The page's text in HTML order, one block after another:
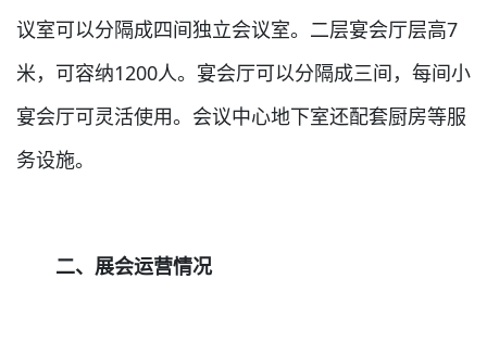
议室可以分隔成四间独立会议室。二层宴会厅层高7
米，可容纳1200人。宴会厅可以分隔成三间，每间小
宴会厅可灵活使用。会议中心地下室还配套厨房等服
务设施。
二、展会运营情况